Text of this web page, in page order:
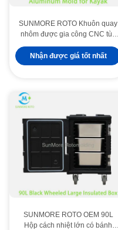
SUNMORE ROTO Khuôn quay
nhôm được gia công CNC tùy
nhựa, Khuôn quay cho ca nô
câu cá bằng rotomolded
Nhận được giá tốt nhất
SUNMORE ROTO OEM 90L
Hộp cách nhiệt lớn có bánh